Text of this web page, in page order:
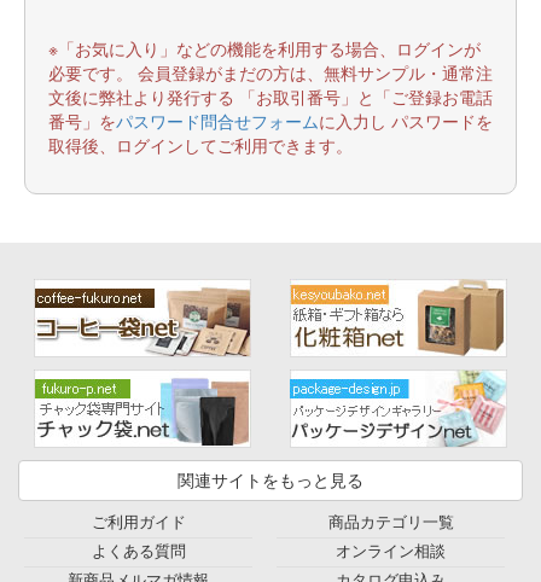
※「お気に入り」などの機能を利用する場合、ログインが
必要です。 会員登録がまだの方は、無料サンプル・通常注
文後に弊社より発行する 「お取引番号」と「ご登録お電話
番号」をパスワード問合せフォームに入力し パスワードを
取得後、ログインしてご利用できます。
関連サイトをもっと見る
ご利用ガイド
よくある質問
商品カテゴリ一覧
オンライン相談